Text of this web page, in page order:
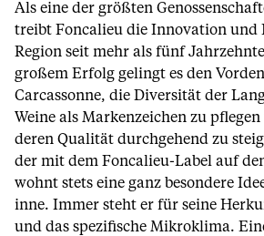
Als eine der größten
treibt Foncalieu die Innovation und
Region seit mehr als fünf
großem Erfolg gelingt es den
Carcassonne, die Diversität der
Weine als Markenzeichen zu
deren Qualität durchgehend zu
der mit dem Foncalieu-Label auf
wohnt stets eine ganz besondere
inne. Immer steht er für seine
und das spezifische Mikroklima.